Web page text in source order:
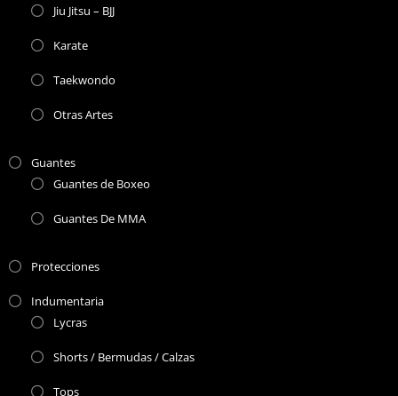
Jiu Jitsu – BJJ
Karate
Taekwondo
Otras Artes
Guantes
Guantes de Boxeo
Guantes De MMA
Protecciones
Indumentaria
Lycras
Shorts / Bermudas / Calzas
Tops